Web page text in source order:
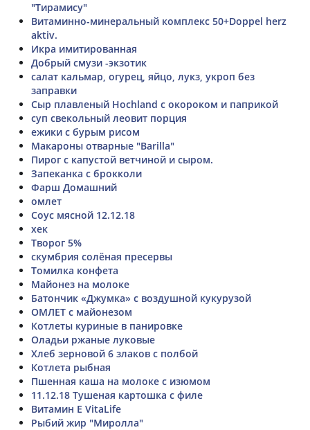
"Тирамису"
Витаминно-минеральный комплекс 50+Doppel herz
aktiv.
Икра имитированная
Добрый смузи -экзотик
салат кальмар, огурец, яйцо, лукз, укроп без
заправки
Сыр плавленый Hochland с окороком и паприкой
суп свекольный леовит порция
ежики с бурым рисом
Макароны отварные "Barilla"
Пирог с капустой ветчиной и сыром.
Запеканка с брокколи
Фарш Домашний
омлет
Соус мясной 12.12.18
хек
Творог 5%
скумбрия солёная пресервы
Томилка конфета
Майонез на молоке
Батончик «Джумка» с воздушной кукурузой
ОМЛЕТ с майонезом
Котлеты куриные в панировке
Оладьи ржаные луковые
Хлеб зерновой 6 злаков с полбой
Котлета рыбная
Пшенная каша на молоке с изюмом
11.12.18 Тушеная картошка с филе
Витамин E VitaLife
Рыбий жир "Миролла"